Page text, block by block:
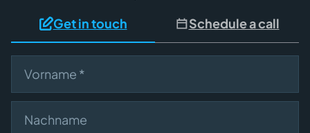
Get in touch Schedule a call
First name
Nachname